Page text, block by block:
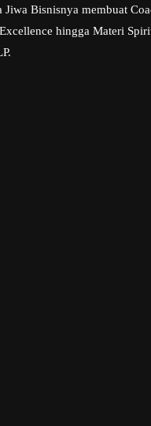
Bisnisnya membuat
hingga Materi